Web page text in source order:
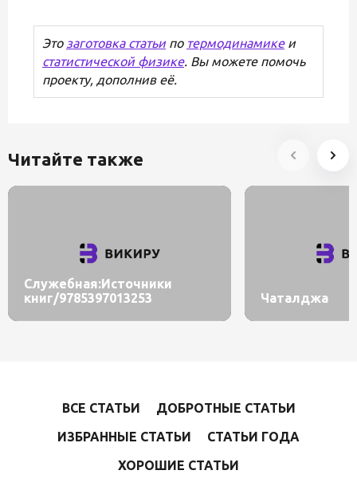
Это заготовка статьипо термодинамикеи
статистической физике. Вы можете помочь
проекту, дополнив её.
Читайте также
Служебная:Источники
книг/9785397013253
Чаталджа
ВСЕ СТАТЬИ
ДОБРОТНЫЕ СТАТЬИ
ИЗБРАННЫЕ СТАТЬИ
СТАТЬИ ГОДА
ХОРОШИЕ СТАТЬИ